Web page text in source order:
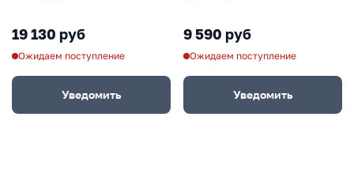
19 130 руб
Ожидаем поступление
Уведомить
9 590 руб
Ожидаем поступление
Уведомить